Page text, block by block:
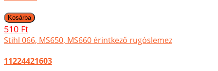
510 Ft
Stihl 066, MS650, MS660 érintkező rugóslemez
11224421603